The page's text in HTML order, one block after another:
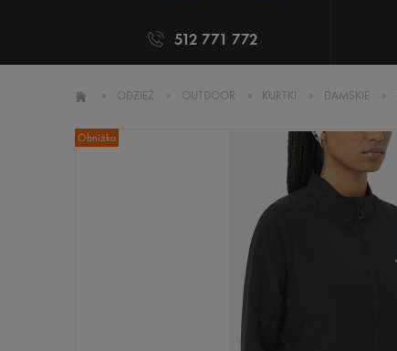
512 771 772
» ODZIEŻ » OUTDOOR » KURTKI » DAMSKIE »
Obniżka